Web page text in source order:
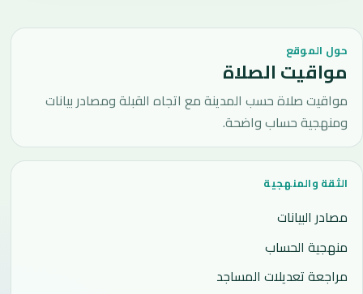
حول الموقع
مواقيت الصلاة
مواقيت صلاة حسب المدينة مع اتجاه القبلة ومصادر بيانات
ومنهجية حساب واضحة.
الثقة والمنهجية
مصادر البيانات
منهجية الحساب
مراجعة تعديلات المساجد